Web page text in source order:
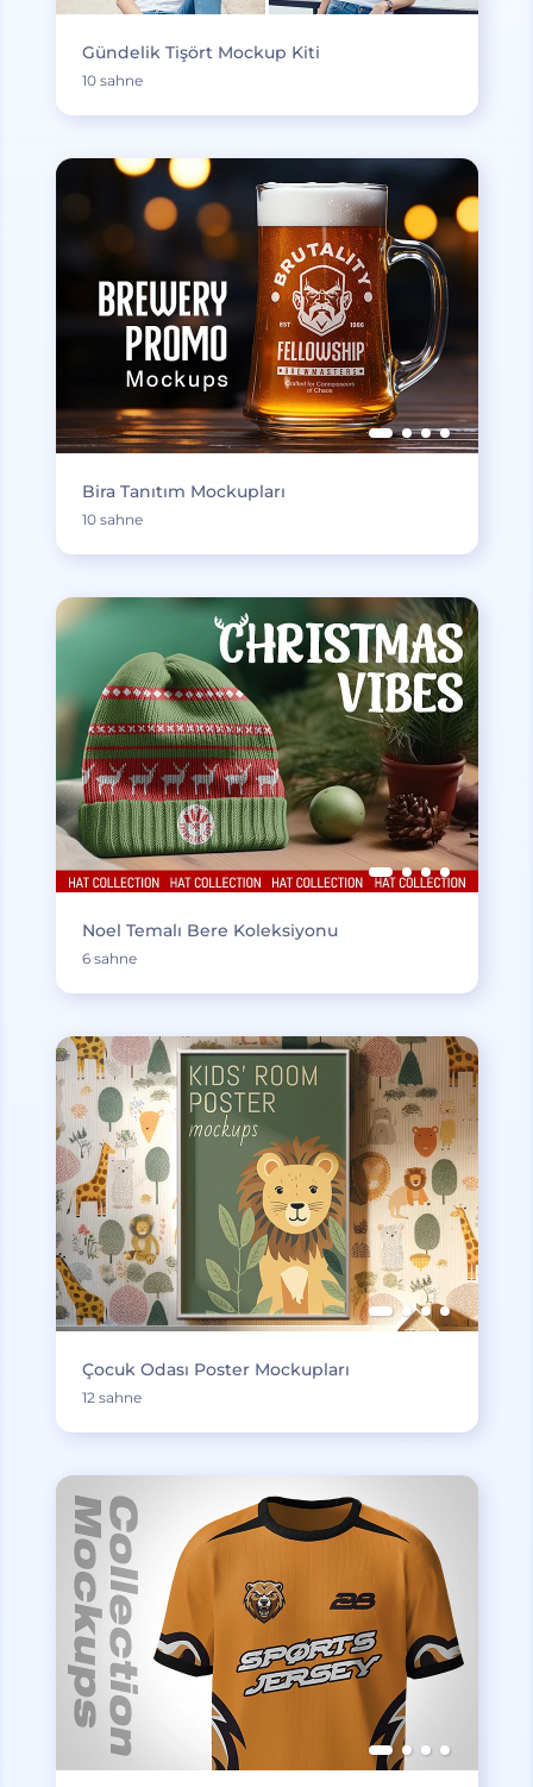
Gündelik Tişört Mockup Kiti
10 sahne
Bira Tanıtım Mockupları
10 sahne
Noel Temalı Bere Koleksiyonu
6 sahne
Çocuk Odası Poster Mockupları
12 sahne